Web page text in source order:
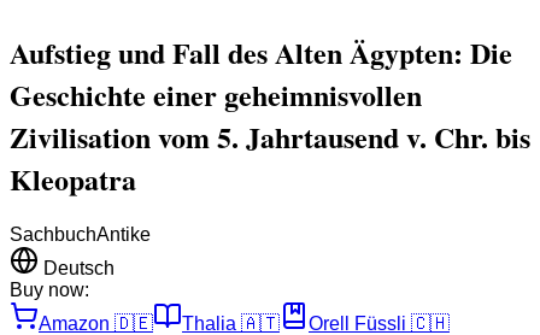
Aufstieg und Fall des Alten Ägypten: Die
Geschichte einer geheimnisvollen
Zivilisation vom 5. Jahrtausend v. Chr. bis
Kleopatra
SachbuchAntike
Deutsch
Buy now:
Amazon 🇩🇪 Thalia 🇦🇹 Orell Füssli 🇨🇭